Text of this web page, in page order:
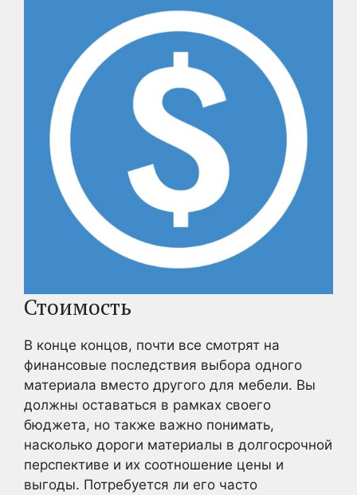
Стоимость
В конце концов, почти все смотрят на
финансовые последствия выбора одного
материала вместо другого для мебели. Вы
должны оставаться в рамках своего
бюджета, но также важно понимать,
насколько дороги материалы в долгосрочной
перспективе и их соотношение цены и
выгоды. Потребуется ли его часто